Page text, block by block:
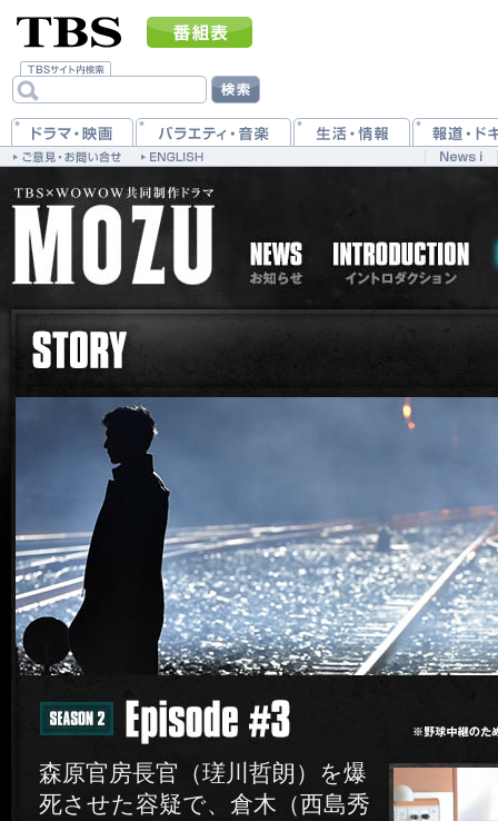
森原官房長官（瑳川哲朗）を爆
死させた容疑で、倉木（西島秀